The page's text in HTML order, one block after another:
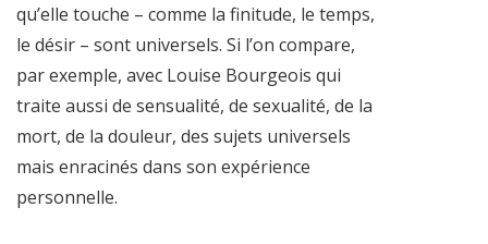
qu’elle touche – comme la finitude, le temps,
le désir – sont universels. Si l’on compare,
par exemple, avec Louise Bourgeois qui
traite aussi de sensualité, de sexualité, de la
mort, de la douleur, des sujets universels
mais enracinés dans son expérience
personnelle.